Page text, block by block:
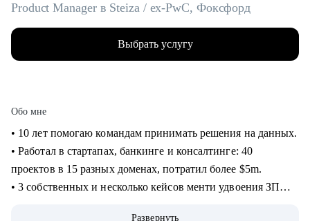
Product Manager в Steiza / ex-PwC, Фоксфорд
Выбрать услугу
Обо мне
• 10 лет помогаю командам принимать решения на данных.
• Работал в стартапах, банкинге и консалтинге: 40
проектов в 15 разных доменах, потратил более $5m.
• 3 собственных и несколько кейсов менти удвоения ЗП
Развернуть